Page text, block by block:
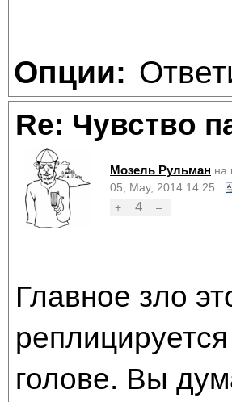
Опции:
Re: Чувство
Мозель Рульман на
05, May, 2014 14:25
+
4 –
Главное зло
голове. Вы